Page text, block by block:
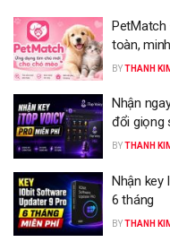
PetMatch
toàn,
BYTHANH
Nhận
đổi giọng
BYTHANH
Nhận key
6 tháng
BYTHANH